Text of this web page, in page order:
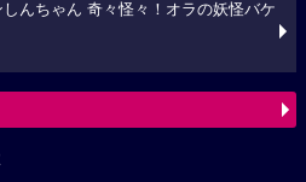
んちゃん 奇々怪々！オラの妖怪バケ